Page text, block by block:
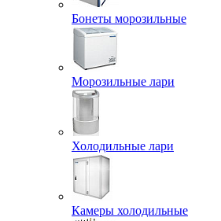
Бонеты морозильные
Морозильные лари
Холодильные лари
Камеры холодильные